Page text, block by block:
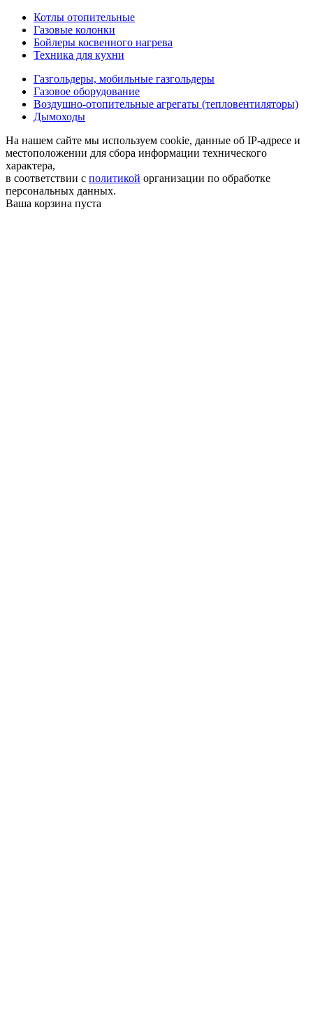
Котлы отопительные
Газовые колонки
Бойлеры косвенного нагрева
Техника для кухни
Газгольдеры, мобильные газгольдеры
Газовое оборудование
Воздушно-отопительные агрегаты (тепловентиляторы)
Дымоходы
На нашем сайте мы используем cookie, данные об IP-адресе и
местоположении для сбора информации технического
характера,
в соответствии с политикой организации по обработке
персональных данных.
Ваша корзина пуста